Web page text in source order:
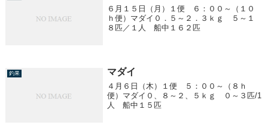
６月１５日（月）１便 ６：００～（１０
ｈ便）マダイ０．５～２．３ｋｇ ５～１
８匹／１人 船中１６２匹
釣果 マダイ
４月６日（木）１便 ５：００～（８ｈ
便）マダイ０、８～２、５ｋｇ ０～３匹/1
人 船中１５匹